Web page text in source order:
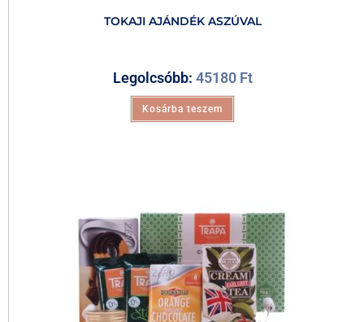
TOKAJI AJÁNDÉK ASZÚVAL
Legolcsóbb: 45180 Ft
Kosárba teszem